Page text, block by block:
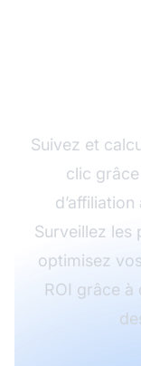
Suivez et
clic
Surveillez les
optimisez
ROI grâce à